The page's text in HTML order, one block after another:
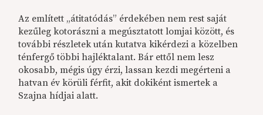
Az említett „átitatódás” érdekében nem rest saját
kezűleg kotorászni a megúsztatott lomjai között, és
további részletek után kutatva kikérdezi a közelben
ténfergő többi hajléktalant. Bár ettől nem lesz
okosabb, mégis úgy érzi, lassan kezdi megérteni a
hatvan év körüli férfit, akit dokiként ismertek a
Szajna hídjai alatt.